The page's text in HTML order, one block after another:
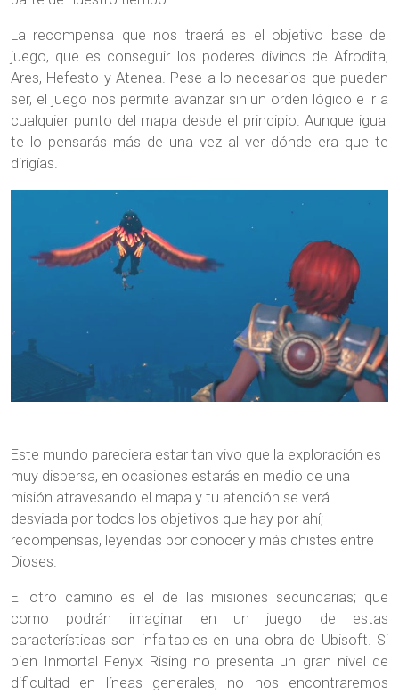
La recompensa que nos traerá es el objetivo base del
juego, que es conseguir los poderes divinos de Afrodita,
Ares, Hefesto y Atenea. Pese a lo necesarios que pueden
ser, el juego nos permite avanzar sin un orden lógico e ir a
cualquier punto del mapa desde el principio. Aunque igual
te lo pensarás más de una vez al ver dónde era que te
dirigías.
Este mundo pareciera estar tan vivo que la exploración es
muy dispersa, en ocasiones estarás en medio de una
misión atravesando el mapa y tu atención se verá
desviada por todos los objetivos que hay por ahí;
recompensas, leyendas por conocer y más chistes entre
Dioses.
El otro camino es el de las misiones secundarias; que
como podrán imaginar en un juego de estas
características son infaltables en una obra de Ubisoft. Si
bien Inmortal Fenyx Rising no presenta un gran nivel de
dificultad en líneas generales, no nos encontraremos